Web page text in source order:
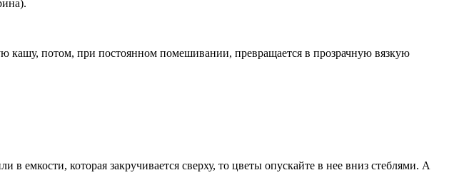
кашу, потом, при постоянном помешивании, превращается в прозрачную вязкую
которая закручивается сверху, то цветы опускайте в нее вниз стеблями. А